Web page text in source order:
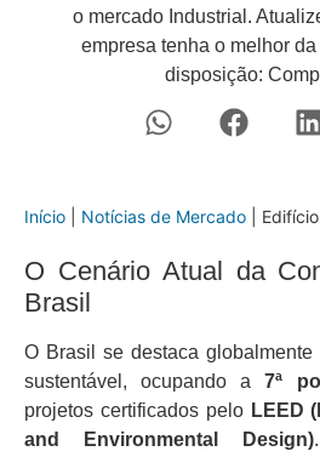
o mercado Industrial.
empresa tenha o melhor
disposição:
Início Notícias de Mercado
O Cenário Atual da
Brasil
O Brasil se destaca
sustentável, ocupando a7ª
projetos certificados pelo LEED
and Environmental Design)